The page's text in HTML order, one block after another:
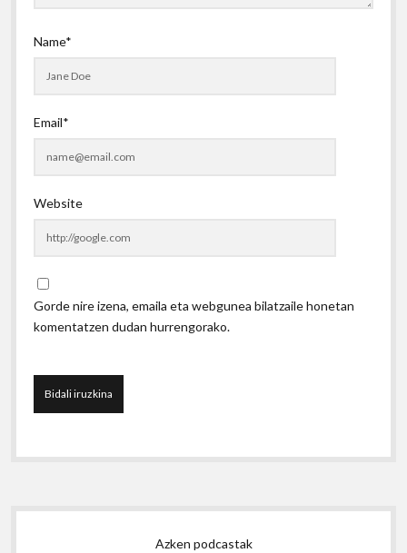
Name*
Email*
Website
Gorde nire izena, emaila eta webgunea bilatzaile honetan
komentatzen dudan hurrengorako.
Sidebar
Azken podcastak